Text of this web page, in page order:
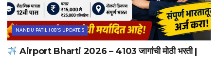
NANDU PATIL JOB'S UPDATES
Airport Bharti 2026 – 4103 जागांची मोठी भरती |